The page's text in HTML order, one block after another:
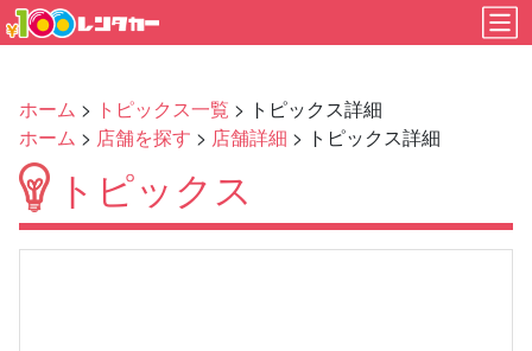
ホーム > トピックス一覧 > トピックス詳細
ホーム > 店舗を探す > 店舗詳細 > トピックス詳細
トピックス